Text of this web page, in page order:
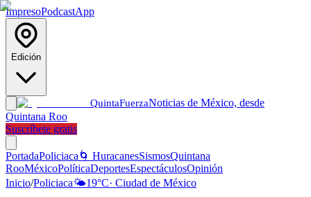
ImpresoPodcastApp
Edición
QuintaFuerzaNoticias de México, desde
Quintana Roo
Suscríbete gratis
PortadaPoliciaca 🌀 HuracanesSismosQuintana
RooMéxicoPolíticaDeportesEspectáculosOpinión
Inicio/Policiaca🌤️19°C· Ciudad de México